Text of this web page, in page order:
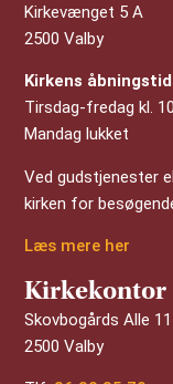
Kirkevænget 5 A
2500 Valby
Kirkens
Tirsdag-fredag kl.
Mandag lukket
Ved gudstjenester
kirken for
Læs mere her
Kirkekontor
Skovbogårds Alle 11
2500 Valby